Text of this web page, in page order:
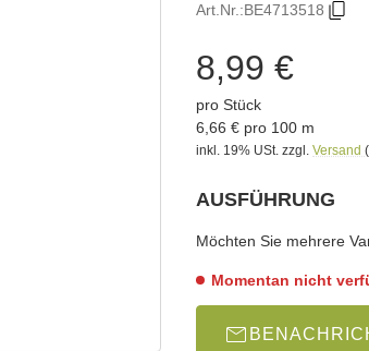
Art.Nr.:BE4713518
8,99 €
pro Stück
6,66 € pro 100 m
inkl. 19% USt. zzgl. Versand
AUSFÜHRUNG
Möchten Sie mehrere
Momentan nicht